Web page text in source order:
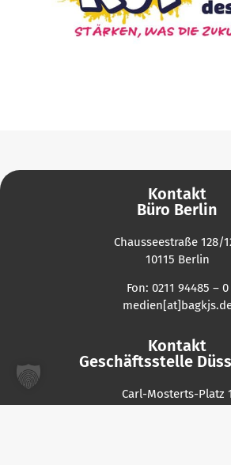
Kontakt
Geschäftsstelle
Carl-Mosterts-Platz 1
Kontakt
Büro Berlin
Chausseestraße 128/
10115 Berlin
Fon: 0211 94485 – 0